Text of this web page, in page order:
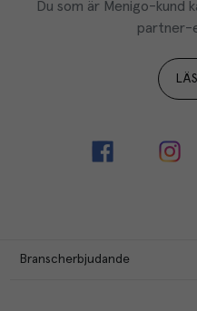
Du som är Menigo-kund
partner-
Branscherbjudande